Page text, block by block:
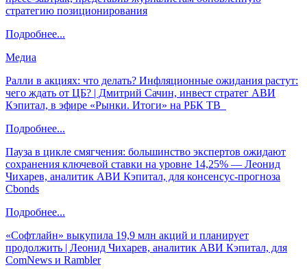
стратегию позиционирования
Подробнее...
Медиа
Ралли в акциях: что делать? Инфляционные ожидания растут:
чего ждать от ЦБ? | Дмитрий Сачин, инвест стратег АВИ
Кэпитал, в эфире «Рынки. Итоги» на РБК ТВ
Подробнее...
Пауза в цикле смягчения: большинство экспертов ожидают
сохранения ключевой ставки на уровне 14,25% — Леонид
Чихарев, аналитик АВИ Кэпитал, для консенсус-прогноза
Cbonds
Подробнее...
«Софтлайн» выкупила 19,9 млн акций и планирует
продолжить | Леонид Чихарев, аналитик АВИ Кэпитал, для
ComNews и Rambler